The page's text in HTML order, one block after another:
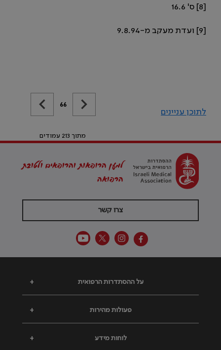
[8] ס' 16.6
[9] ועדת מעקב מ-9.8.94
לתוכן עניינים
66
מתוך 213 עמודים
למען הרופאות והרופאים ולטובת
הרפואה
צרו קשר
+ על ההסתדרות הרפואית
+ פעולות מהירות
+ לוחות מידע